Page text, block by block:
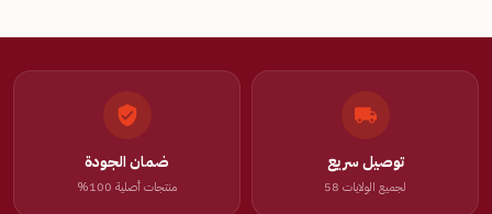
توصيل سريع
لجميع الولايات 58
ضمان الجودة
منتجات أصلية 100%